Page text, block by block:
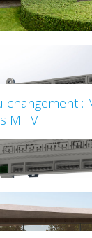
changement :
MTIV